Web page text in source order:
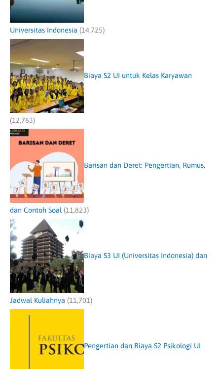
Universitas Indonesia (14,725)
Biaya S2 UI untuk Kelas Karyawan
(12,763)
Barisan dan Deret: Pengertian, Rumus,
dan Contoh Soal (11,823)
Biaya S3 UI (Universitas Indonesia) dan
Jadwal Kuliahnya (11,701)
Pengertian dan Biaya S2 Psikologi UI